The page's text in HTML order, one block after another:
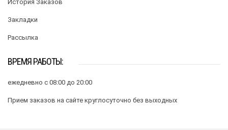
История Заказов
Закладки
Рассылка
ВРЕМЯ РАБОТЫ:
ежедневно с 08:00 до 20:00
Прием заказов на сайте круглосуточно без выходных